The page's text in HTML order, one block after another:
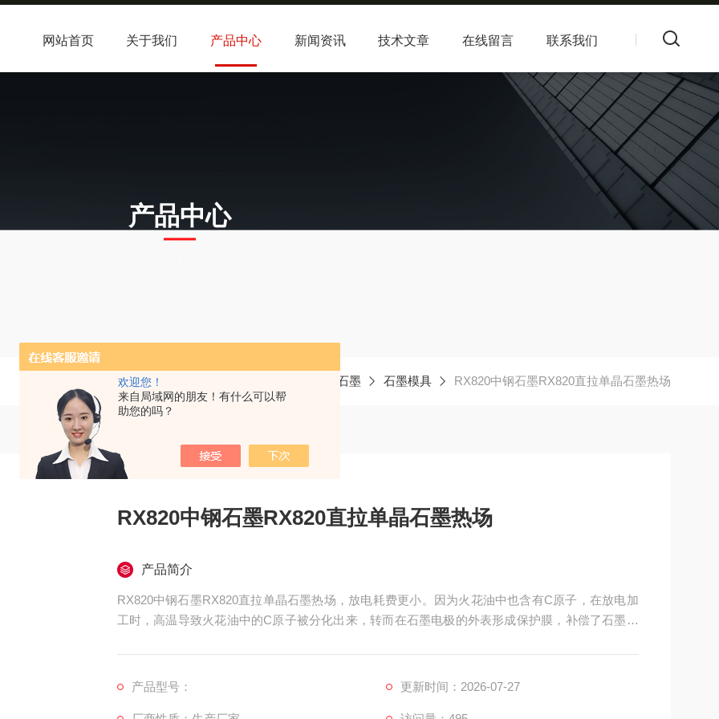
欢迎您！
来自局域网的朋友！有什么可以帮
助您的吗？
网站首页 关于我们 产品中心 新闻资讯 技术文章 在线留言 联系我们
产品中心
当前位置： 高纯石墨 石墨模具 RX820中钢石墨RX820直拉单晶石墨热场
RX820中钢石墨RX820直拉单晶石墨热场
产品简介
RX820中钢石墨RX820直拉单晶石墨热场，放电耗费更小。因为火花油中也含有C原子，在放电加
工时，高温导致火花油中的C原子被分化出来，转而在石墨电极的外表形成保护膜，补偿了石墨电
产品型号： 更新时间：2026-07-27